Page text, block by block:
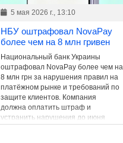
5 мая 2026 г., 13:10
НБУ оштрафовал NovaPay
более чем на 8 млн гривен
Национальный банк Украины
оштрафовал NovaPay более чем на
8 млн грн за нарушения правил на
платёжном рынке и требований по
защите клиентов. Компания
должна оплатить штраф и
устранить нарушения до июня
2026 года.